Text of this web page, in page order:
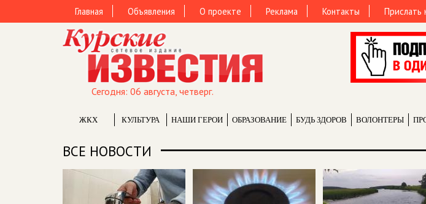
Главная Объявления О проекте Реклама Контакты Прислать
Сегодня: 06 августа, четверг.
ЖКХ КУЛЬТУРА НАШИ ГЕРОИ ОБРАЗОВАНИЕ БУДЬ ЗДОРОВ ВОЛОНТЕРЫ
ВСЕ НОВОСТИ